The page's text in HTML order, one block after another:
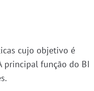
cujo objetivo é
principal função do BI
.